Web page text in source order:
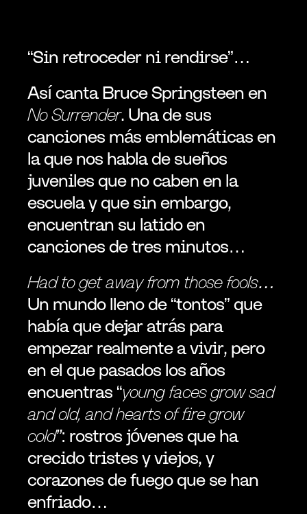
“Sin retroceder ni rendirse”…
No Surrender. Una de sus
canciones más emblemáticas en
la que nos habla de sueños
juveniles que no caben en la
escuela y que sin embargo,
encuentran su latido en
canciones de tres minutos…
Un mundo lleno de “tontos” que
había que dejar atrás para
empezar realmente a vivir, pero
en el que pasados los años
encuentras “young faces grow sad
and old, and hearts of fire grow
cold”: rostros jóvenes que ha
crecido tristes y viejos, y
corazones de fuego que se han
enfriado…